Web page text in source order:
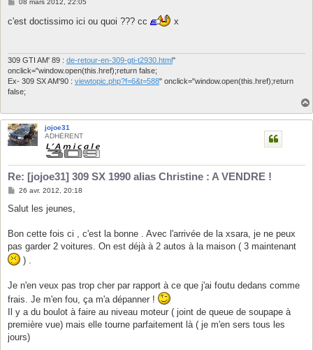
s
08 mars 2012, 22:05
c'est doctissimo ici ou quoi ??? cc x
309 GTI AM' 89 : de-retour-en-309-gti-t2930.html"
onclick="window.open(this.href);return false;
Ex- 309 SX AM'90 : viewtopic.php?f=6&t=588" onclick="window.open(this.href);return
false;
jojoe31
ADHÉRENT
Re: [jojoe31] 309 SX 1990 alias Christine : A VENDRE !
M
s
g
26 avr. 2012, 20:18
Salut les jeunes,
Bon cette fois ci , c'est la bonne . Avec l'arrivée de la xsara, je ne peux
pas garder 2 voitures. On est déjà à 2 autos à la maison ( 3 maintenant
) .
Je n'en veux pas trop cher par rapport à ce que j'ai foutu dedans comme
frais. Je m'en fou, ça m'a dépanner !
Il y a du boulot à faire au niveau moteur ( joint de queue de soupape à
première vue) mais elle tourne parfaitement là ( je m'en sers tous les
jours)